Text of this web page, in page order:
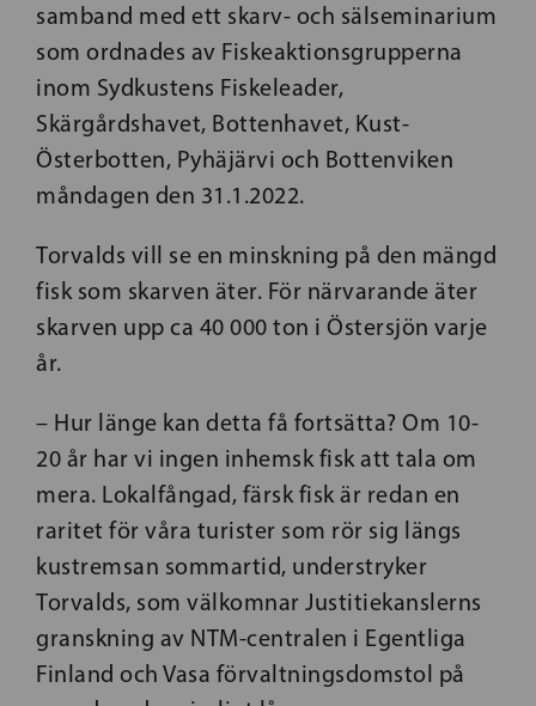
samband med ett skarv- och sälseminarium
som ordnades av Fiskeaktionsgrupperna
inom Sydkustens Fiskeleader,
Skärgårdshavet, Bottenhavet, Kust-
Österbotten, Pyhäjärvi och Bottenviken
måndagen den 31.1.2022.
Torvalds vill se en minskning på den mängd
fisk som skarven äter. För närvarande äter
skarven upp ca 40 000 ton i Östersjön varje
år.
– Hur länge kan detta få fortsätta? Om 10-
20 år har vi ingen inhemsk fisk att tala om
mera. Lokalfångad, färsk fisk är redan en
raritet för våra turister som rör sig längs
kustremsan sommartid, understryker
Torvalds, som välkomnar Justitiekanslerns
granskning av NTM-centralen i Egentliga
Finland och Vasa förvaltningsdomstol på